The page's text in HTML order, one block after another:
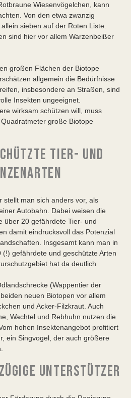
Wiesenvögelchen, kann
Von den etwa zwanzig
sieben auf der Roten Liste.
sind hier vor allem Warzenbeißer
großen Flächen der Biotope
allgemein die Bedürfnisse
insbesondere an Straßen, sind
Insekten ungeeignet.
wirksam schützen will, muss
große Biotope
TIER- UND
stellt man sich anders vor, als
Autobahn. Dabei weisen die
über 20 gefährdete Tier- und
damit eindrucksvoll das Potenzial
Insgesamt kann man in
gefährdete und geschützte Arten
hat da deutlich
(Wappentier der
neuen Biotopen vor allem
und Acker-Filzkraut. Auch
Wachtel und Rebhuhn nutzen die
hohen Insektenangebot profitiert
ein Singvogel, der auch größere
UNTERSTÜTZER